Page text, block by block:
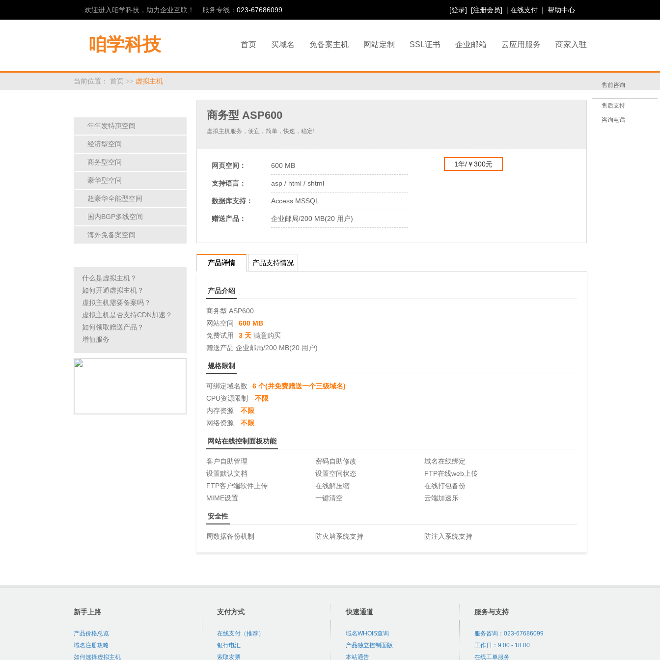
欢迎进入咱学科技，助力企业互联！ 服务专线： 023-67686099 [登录] [注册会员] | 在线支付 | 帮助中心
咱学科技 首页 买域名 免备案主机 网站定制 SSL证书 企业邮箱 云应用服务 商家入驻
当前位置： 首页 >> 虚拟主机
年年发特惠空间
经济型空间
商务型空间
豪华型空间
超豪华全能型空间
国内BGP多线空间
海外免备案空间
什么是虚拟主机？
如何开通虚拟主机？
虚拟主机需要备案吗？
虚拟主机是否支持CDN加速？
如何领取赠送产品？
增值服务
商务型 ASP600
虚拟主机服务，便宜，简单，快速，稳定!
网页空间： 600 MB
支持语言： asp / html / shtml
数据库支持： Access MSSQL
赠送产品： 企业邮局/200 MB(20 用户)
1年/￥300元
产品详情 产品支持情况
产品介绍
商务型 ASP600
网站空间
600 MB
免费试用
3 天满意购买
赠送产品 企业邮局/200 MB(20 用户)
规格限制
可绑定域名数
6 个(并免费赠送一个三级域名)
CPU资源限制
不限
内存资源
不限
网络资源
不限
网站在线控制面板功能
客户自助管理 密码自助修改
域名在线绑定
设置默认文档
设置空间状态
FTP在线web上传
FTP客户端软件上传
在线解压缩
在线打包备份
MIME设置
一键清空 云端加速乐
安全性
周数据备份机制 防火墙系统支持 防注入系统支持
新手上路 支付方式 快速通道 服务与支持
产品价格总览
域名注册攻略
如何选择虚拟主机
在线支付（推荐）
银行电汇
索取发票
域名WHOIS查询
产品独立控制面版
本站通告
服务咨询：023-67686099
工作日：9:00 - 18:00
在线工单服务
售前咨询
售后支持
咨询电话